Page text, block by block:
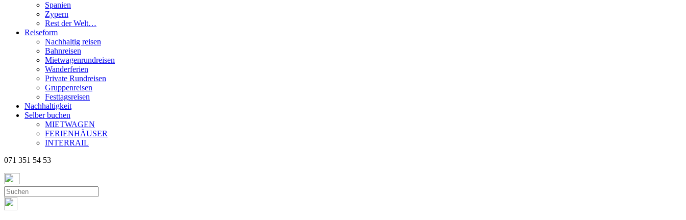
Spanien
Zypern
Rest der Welt…
Reiseform
Nachhaltig reisen
Bahnreisen
Mietwagenrundreisen
Wanderferien
Private Rundreisen
Gruppenreisen
Festtagsreisen
Nachhaltigkeit
Selber buchen
MIETWAGEN
FERIENHÄUSER
INTERRAIL
071 351 54 53